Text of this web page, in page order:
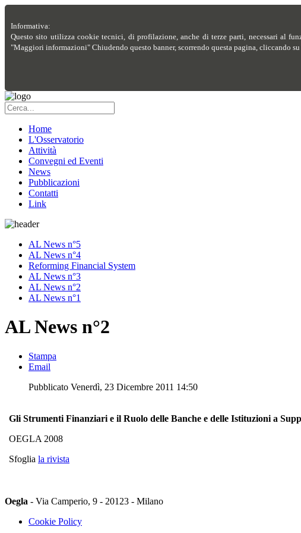
Informativa:
Questo sito utilizza cookie tecnici, di profilazione, anche di terze parti, necessari al
"Maggiori informazioni" Chiudendo questo banner, scorrendo questa pagina, cliccando
Home
L'Osservatorio
Attività
Convegni ed Eventi
News
Pubblicazioni
Contatti
Link
AL News n°5
AL News n°4
Reforming Financial System
AL News n°3
AL News n°2
AL News n°1
AL News n°2
Stampa
Email
Pubblicato Venerdì, 23 Dicembre 2011 14:50
Gli Strumenti Finanziari e il Ruolo delle Banche e delle Istituzioni a
OEGLA 2008
Sfoglia la rivista
Oegla - Via Camperio, 9 - 20123 - Milano
Cookie Policy